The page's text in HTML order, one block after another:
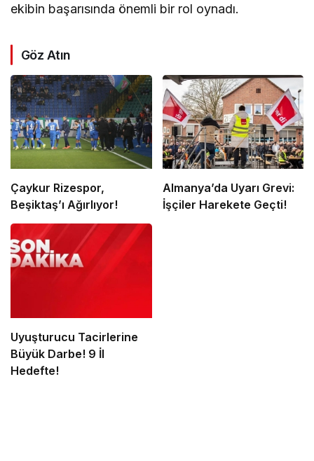
ekibin başarısında önemli bir rol oynadı.
Göz Atın
Çaykur Rizespor,
Beşiktaş’ı Ağırlıyor!
Almanya’da Uyarı Grevi:
İşçiler Harekete Geçti!
Uyuşturucu Tacirlerine
Büyük Darbe! 9 İl
Hedefte!